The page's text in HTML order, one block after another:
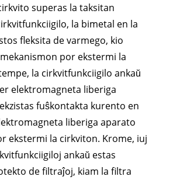
superas la taksitan
la bimetal en la
fleksita de varmego, kio
por ekstermi la
la cirkvitfunkciigilo ankaŭ
elektromagneta liberiga
fuŝkontakta kurento en
liberiga aparato
ekstermi la cirkviton. Krome, iuj
ankaŭ estas
de filtraĵoj, kiam la filtra